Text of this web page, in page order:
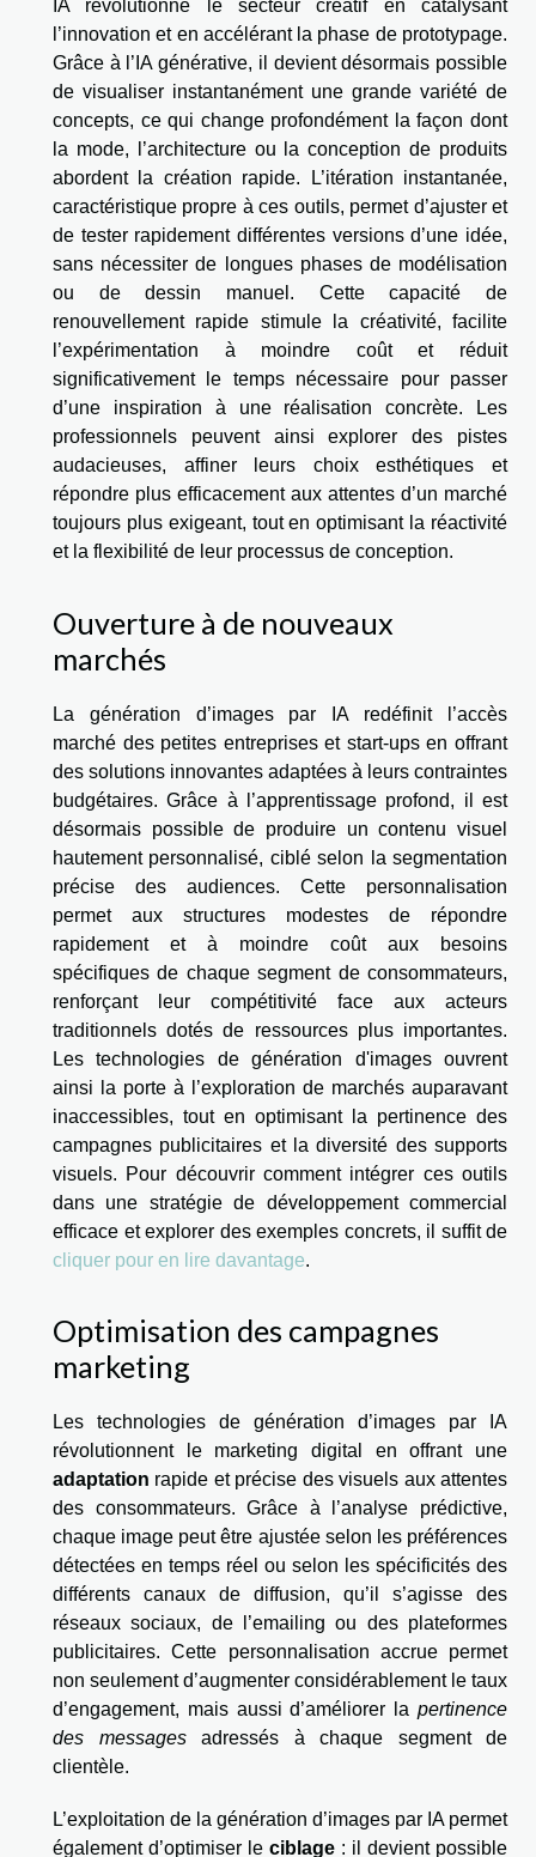
IA révolutionne le secteur créatif en catalysant
l’innovation et en accélérant la phase de prototypage.
Grâce à l’IA générative, il devient désormais possible
de visualiser instantanément une grande variété de
concepts, ce qui change profondément la façon dont
la mode, l’architecture ou la conception de produits
abordent la création rapide. L’itération instantanée,
caractéristique propre à ces outils, permet d’ajuster et
de tester rapidement différentes versions d’une idée,
sans nécessiter de longues phases de modélisation
ou de dessin manuel. Cette capacité de
renouvellement rapide stimule la créativité, facilite
l’expérimentation à moindre coût et réduit
significativement le temps nécessaire pour passer
d’une inspiration à une réalisation concrète. Les
professionnels peuvent ainsi explorer des pistes
audacieuses, affiner leurs choix esthétiques et
répondre plus efficacement aux attentes d’un marché
toujours plus exigeant, tout en optimisant la réactivité
et la flexibilité de leur processus de conception.
Ouverture à de nouveaux
marchés
La génération d’images par IA redéfinit l’accès
marché des petites entreprises et start-ups en offrant
des solutions innovantes adaptées à leurs contraintes
budgétaires. Grâce à l’apprentissage profond, il est
désormais possible de produire un contenu visuel
hautement personnalisé, ciblé selon la segmentation
précise des audiences. Cette personnalisation
permet aux structures modestes de répondre
rapidement et à moindre coût aux besoins
spécifiques de chaque segment de consommateurs,
renforçant leur compétitivité face aux acteurs
traditionnels dotés de ressources plus importantes.
Les technologies de génération d'images ouvrent
ainsi la porte à l’exploration de marchés auparavant
inaccessibles, tout en optimisant la pertinence des
campagnes publicitaires et la diversité des supports
visuels. Pour découvrir comment intégrer ces outils
dans une stratégie de développement commercial
efficace et explorer des exemples concrets, il suffit de
cliquer pour en lire davantage.
Optimisation des campagnes
marketing
Les technologies de génération d’images par IA
révolutionnent le marketing digital en offrant une
adaptation rapide et précise des visuels aux attentes
des consommateurs. Grâce à l’analyse prédictive,
chaque image peut être ajustée selon les préférences
détectées en temps réel ou selon les spécificités des
différents canaux de diffusion, qu’il s’agisse des
réseaux sociaux, de l’emailing ou des plateformes
publicitaires. Cette personnalisation accrue permet
non seulement d’augmenter considérablement le taux
d’engagement, mais aussi d’améliorer la pertinence
des messagesadressés à chaque segment de
clientèle.
L’exploitation de la génération d’images par IA permet
également d’optimiser le ciblage : il devient possible